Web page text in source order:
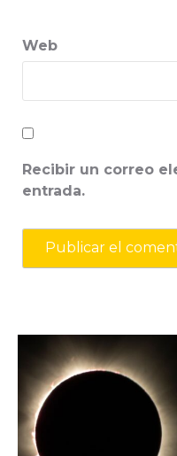
Web
Recibir un correo
entrada.